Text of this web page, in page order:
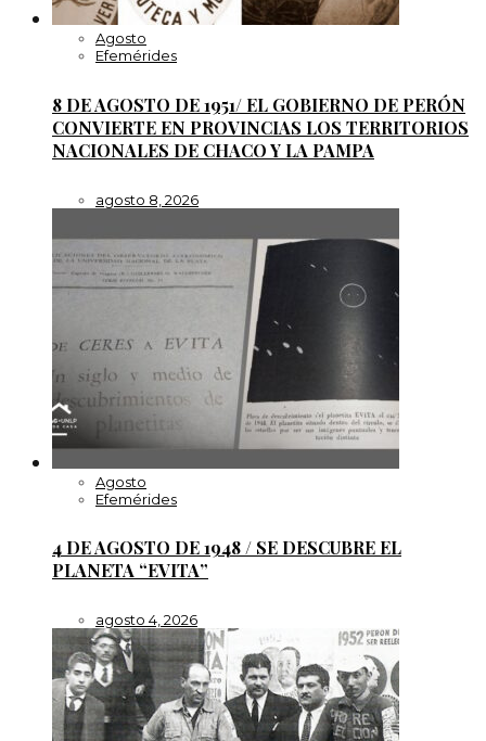
Agosto
Efemérides
8 DE AGOSTO DE 1951/ EL GOBIERNO DE PERÓN
CONVIERTE EN PROVINCIAS LOS TERRITORIOS
NACIONALES DE CHACO Y LA PAMPA
agosto 8, 2026
Agosto
Efemérides
4 DE AGOSTO DE 1948 / SE DESCUBRE EL
PLANETA “EVITA”
agosto 4, 2026